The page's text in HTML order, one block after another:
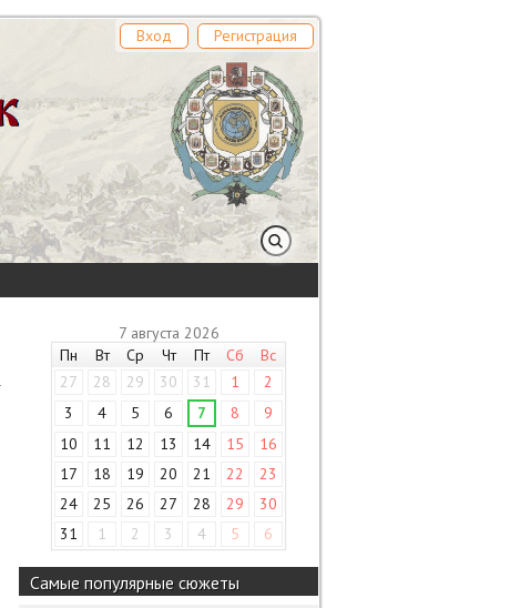
Вход Регистрация
7 августа 2026
Пн
Вт Ср Чт Пт Сб
Вс
27
28 29 30 31 1
2
3
4 5 6 7 8
9
10
11 12 13 14 15
16
17
18 19 20 21 22
23
24
25 26 27 28 29
30
31
1 2 3 4 5 6
Самые популярные сюжеты